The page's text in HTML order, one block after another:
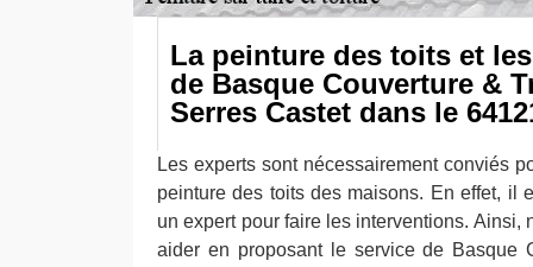
La peinture des toits et
de Basque Couverture &
Serres Castet dans le
Les experts sont nécessairement conviés
peinture des toits des maisons. En effet, il
un expert pour faire les interventions. Ainsi,
aider en proposant le service de Basque